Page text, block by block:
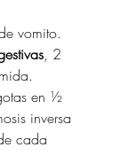
vomito.
, 2
en ½
inversa
cada